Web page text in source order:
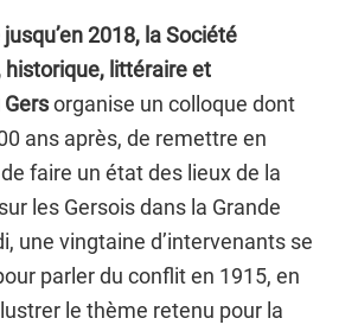
2018, la Société
historique, littéraire et
organise un colloque dont
ans après, de remettre en
faire un état des lieux de la
les Gersois dans la Grande
une vingtaine d’intervenants se
parler du conflit en 1915, en
le thème retenu pour la